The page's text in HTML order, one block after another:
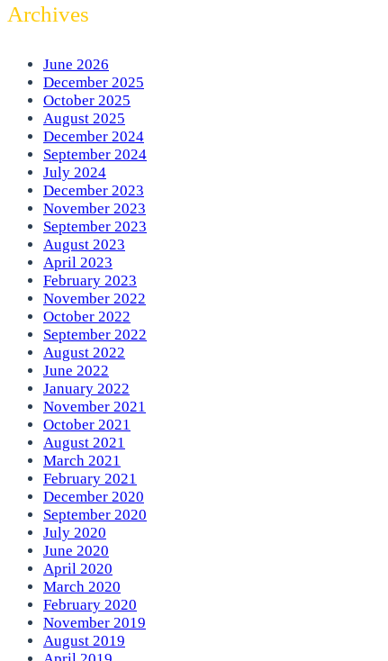
Archives
June 2026
December 2025
October 2025
August 2025
December 2024
September 2024
July 2024
December 2023
November 2023
September 2023
August 2023
April 2023
February 2023
November 2022
October 2022
September 2022
August 2022
June 2022
January 2022
November 2021
October 2021
August 2021
March 2021
February 2021
December 2020
September 2020
July 2020
June 2020
April 2020
March 2020
February 2020
November 2019
August 2019